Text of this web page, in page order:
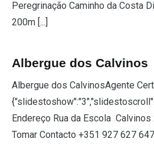
Peregrinação Caminho da Costa
200m [...]
Albergue dos Calvinos
Albergue dos CalvinosAgente
Endereço Rua da Escola
Tomar Contacto +351 927 627